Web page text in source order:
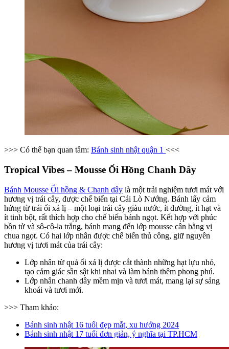
>>> Có thể bạn quan tâm: Bánh sinh nhật quận 1 <<<
Tropical Vibes – Mousse Ổi Hồng Chanh Dây
Bánh Mousse Ổi hồng & Chanh dây là một trải nghiệm tươi mát với
hương vị trái cây, được chế biến tại Cái Lò Nướng. Bánh lấy cảm
hứng từ trái ổi xá lị – một loại trái cây giàu nước, ít đường, ít hạt và
ít tinh bột, rất thích hợp cho chế biến bánh ngọt. Kết hợp với phúc
bồn tử và sô-cô-la trắng, bánh mang đến lớp mousse cân bằng vị
chua ngọt. Có hai lớp nhân được chế biến thủ công, giữ nguyên
hương vị tươi mát của trái cây:
Lớp nhân từ quả ổi xá lị được cắt thành những hạt lựu nhỏ,
tạo cảm giác sần sật khi nhai và làm bánh thêm phong phú.
Lớp nhân chanh dây mềm mịn và tươi mát, mang lại sự sảng
khoái và tươi mới.
>>> Tham khảo:
Bánh sinh nhật 16 tuổi đẹp mắt, xu hướng 2024
Bánh sinh nhật 17 tuổi đơn giản, ý nghĩa tại TP.HCM